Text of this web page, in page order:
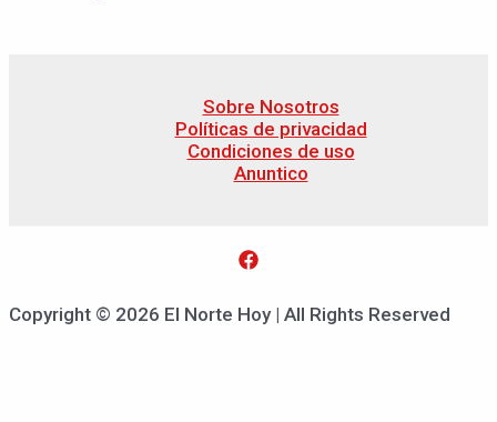
Sobre Nosotros
Políticas de privacidad
Condiciones de uso
Anuntico
Copyright © 2026 El Norte Hoy | All Rights Reserved